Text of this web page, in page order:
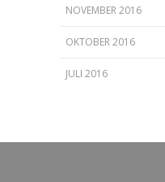
NOVEMBER 2016
OKTOBER 2016
JULI 2016